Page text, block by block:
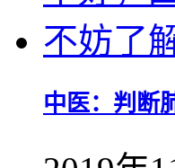
中医：判断